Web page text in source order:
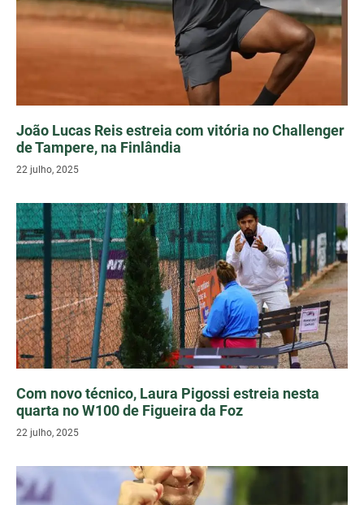
João Lucas Reis estreia com vitória no Challenger
de Tampere, na Finlândia
22 julho, 2025
Com novo técnico, Laura Pigossi estreia nesta
quarta no W100 de Figueira da Foz
22 julho, 2025